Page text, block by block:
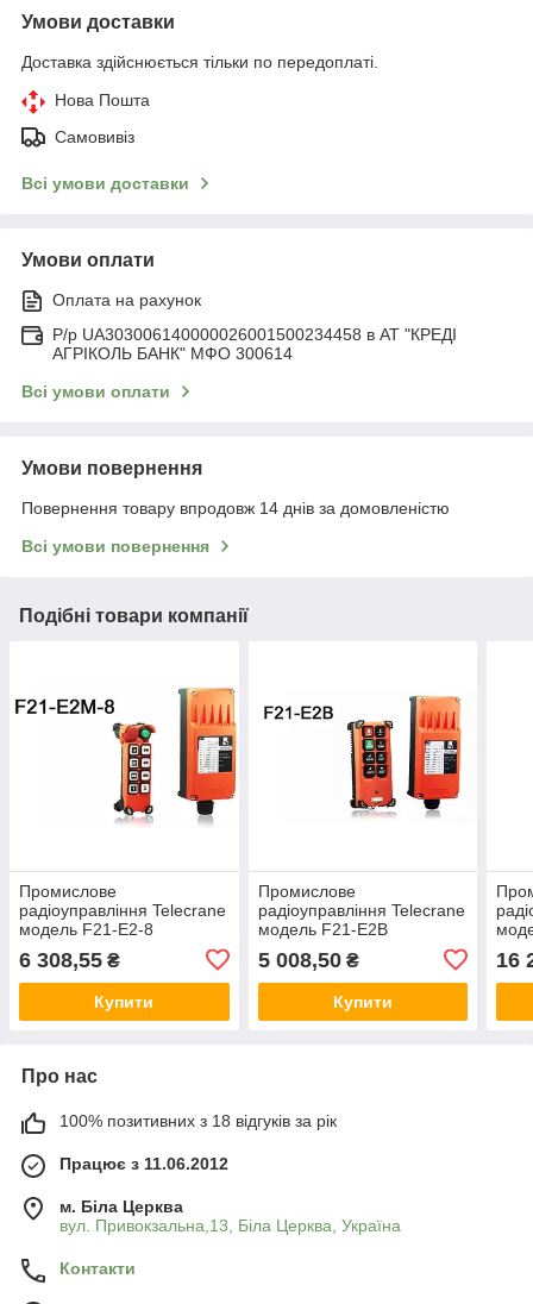
Умови доставки
Доставка здійснюється тільки по передоплаті.
Нова Пошта
Самовивіз
Всі умови доставки
Умови оплати
Оплата на рахунок
Р/р UA303006140000026001500234458 в АТ "КРЕДІ
АГРІКОЛЬ БАНК" МФО 300614
Всі умови оплати
Умови повернення
Повернення товару впродовж 14 днів за домовленістю
Всі умови повернення
Подібні товари компанії
Промислове
радіоуправління Telecrane
модель F21-E2-8
6 308,55 ₴
Купити
Промислове
радіоуправління Telecrane
модель F21-E2B
5 008,50₴
Купити
16
Про нас
100% позитивних з 18 відгуків за рік
Працює з 11.06.2012
м. Біла Церква
вул. Привокзальна,13, Біла Церква, Україна
Контакти